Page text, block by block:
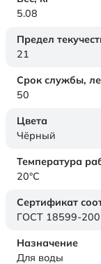
5.08
Предел
21
Срок службы,
50
Цвета
Чёрный
Температура
20°C
Сертификат
ГОСТ 18599-
Назначение
Для воды